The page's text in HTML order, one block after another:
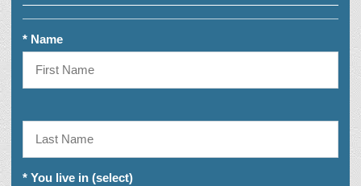
* Name
* You live in (select)